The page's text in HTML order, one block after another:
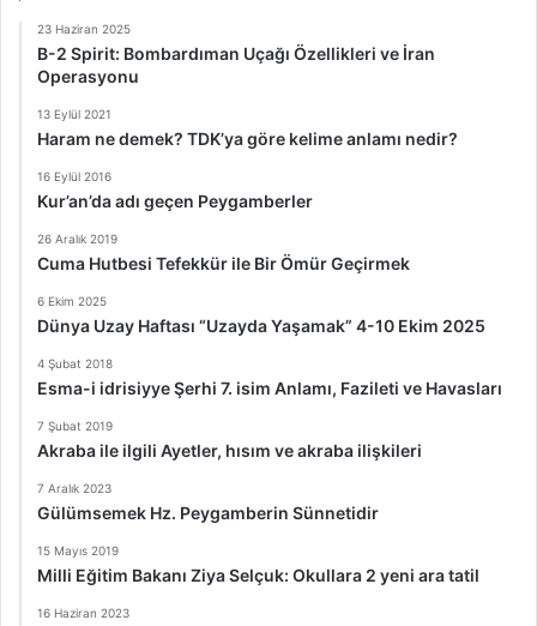
23 Haziran 2025
B-2 Spirit: Bombardıman Uçağı Özellikleri ve İran
Operasyonu
13 Eylül 2021
Haram ne demek? TDK’ya göre kelime anlamı nedir?
16 Eylül 2016
Kur’an’da adı geçen Peygamberler
26 Aralık 2019
Cuma Hutbesi Tefekkür ile Bir Ömür Geçirmek
6 Ekim 2025
Dünya Uzay Haftası “Uzayda Yaşamak” 4-10 Ekim 2025
4 Şubat 2018
Esma-i idrisiyye Şerhi 7. isim Anlamı, Fazileti ve Havasları
7 Şubat 2019
Akraba ile ilgili Ayetler, hısım ve akraba ilişkileri
7 Aralık 2023
Gülümsemek Hz. Peygamberin Sünnetidir
15 Mayıs 2019
Milli Eğitim Bakanı Ziya Selçuk: Okullara 2 yeni ara tatil
16 Haziran 2023